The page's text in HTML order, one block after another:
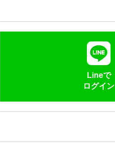
Lineで
ログイン